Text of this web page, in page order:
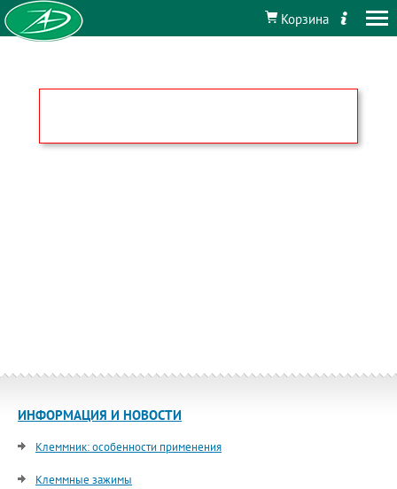
Корзина
ИНФОРМАЦИЯ И НОВОСТИ
Клеммник: особенности применения
Клеммные зажимы